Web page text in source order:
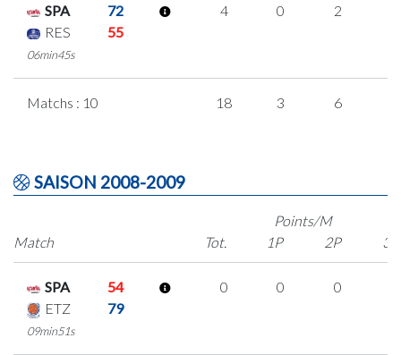
SPA
72
RES
55
06min45s
4 0 2
Matchs : 10 18 3 6
SAISON 2008-2009
Match
Points/M
Tot.
1P 2P 3P
SPA
54
ETZ
79
09min51s
0 0 0